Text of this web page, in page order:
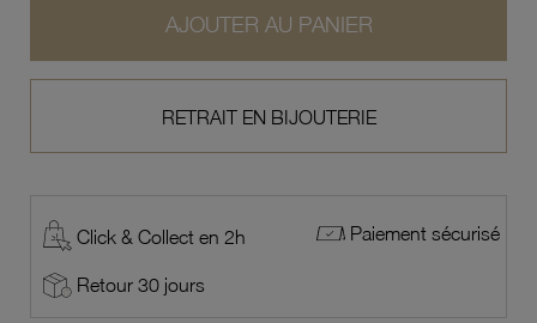
AJOUTER AU PANIER
RETRAIT EN BIJOUTERIE
Click & Collect en 2h Paiement sécurisé
Retour 30 jours